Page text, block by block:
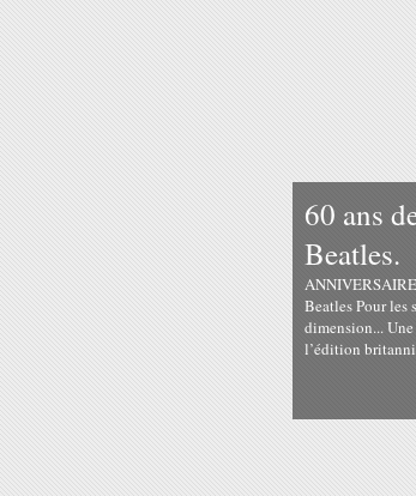
60 ans
Beatles.
Beatles Pour les
dimension...
l’édition